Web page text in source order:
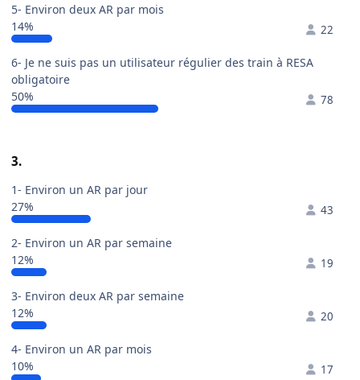
5- Environ deux AR par mois
14%
22
6- Je ne suis pas un utilisateur régulier des train à RESA
obligatoire
50%
78
3.
1- Environ un AR par jour
27%
43
2- Environ un AR par semaine
12%
19
3- Environ deux AR par semaine
12%
20
4- Environ un AR par mois
10%
17